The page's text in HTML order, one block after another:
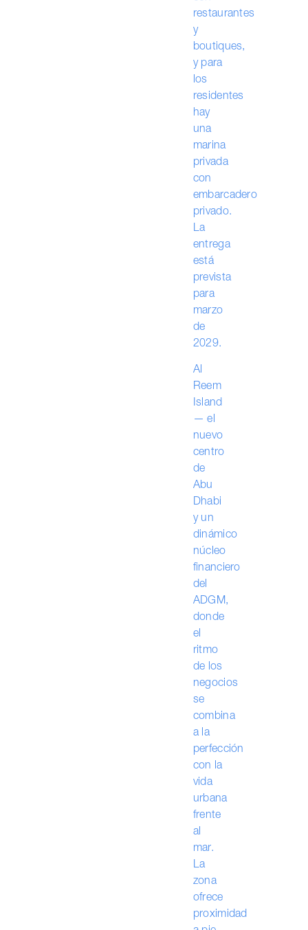
restaurantes
y
boutiques,
y para
los
residentes
hay
una
marina
privada
con
embarcadero
privado.
La
entrega
está
prevista
para
marzo
de
2029.
Al
Reem
Island
— el
nuevo
centro
de
Abu
Dhabi
y un
dinámico
núcleo
financiero
del
ADGM,
donde
el
ritmo
de los
negocios
se
combina
a la
perfección
con la
vida
urbana
frente
al
mar.
La
zona
ofrece
proximidad